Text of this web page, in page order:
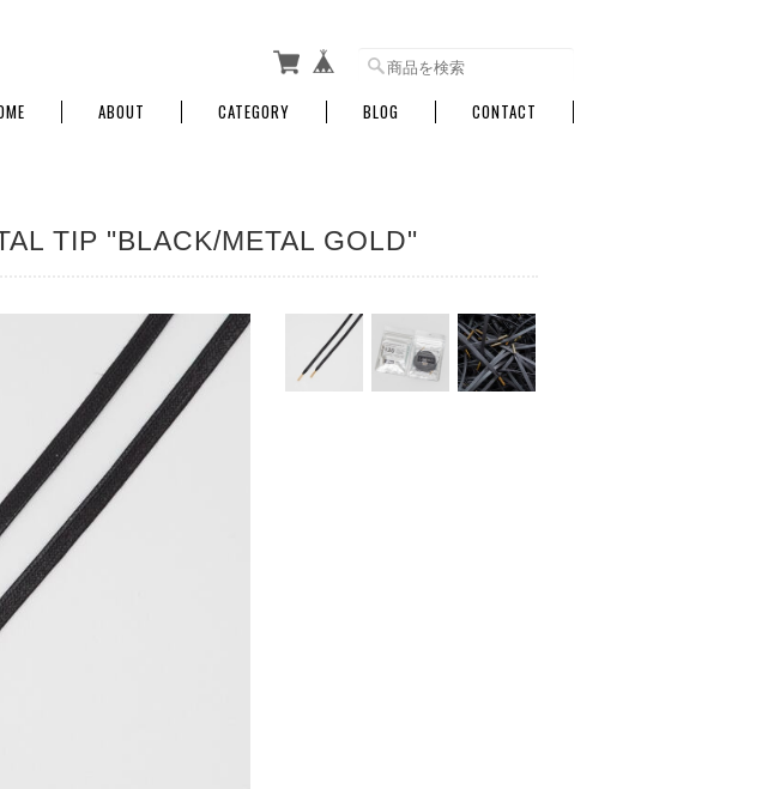
ABOUT CATEGORY BLOG CONTACT
TIP "BLACK/METAL GOLD"